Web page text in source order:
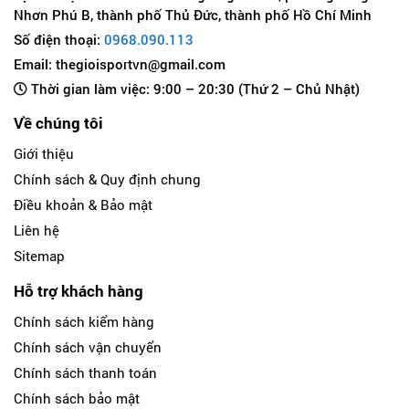
Nhơn Phú B, thành phố Thủ Đức, thành phố Hồ Chí Minh
Số điện thoại: 0968.090.113
Email: thegioisportvn@gmail.com
Thời gian làm việc: 9:00 – 20:30 (Thứ 2 – Chủ Nhật)
Về chúng tôi
Giới thiệu
Chính sách & Quy định chung
Điều khoản & Bảo mật
Liên hệ
Sitemap
Hỗ trợ khách hàng
Chính sách kiểm hàng
Chính sách vận chuyển
Chính sách thanh toán
Chính sách bảo mật